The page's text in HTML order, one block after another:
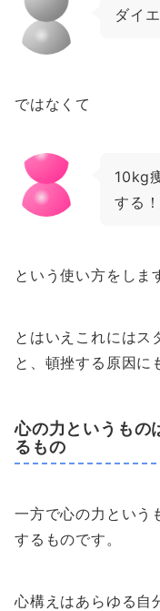
ダイ
ではなくて
10kg
する！
という使い方をしま
とはいえこれにはス
と、頓挫する原因に
心の力というもの
るもの
一方で心の力という
するものです。
心構えはあらゆる自